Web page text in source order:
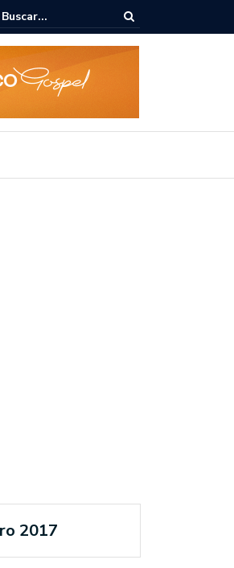
escolares e sanciona jornada de 30
2017